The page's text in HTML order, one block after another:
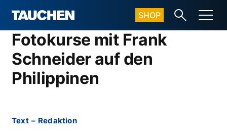
SHOP
Fotokurse mit Frank
Schneider auf den
Philippinen
Text – Redaktion